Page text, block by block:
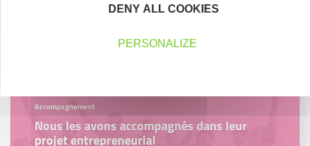
Accompagnement
Nous les avons accompagnés dans leur
projet entrepreneurial
DENY ALL COOKIES
PERSONALIZE